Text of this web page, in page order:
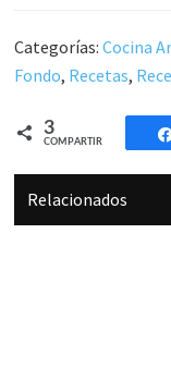
Categorías:Cocina
Fondo, Recetas,
3
COMPARTIR
Relacionados